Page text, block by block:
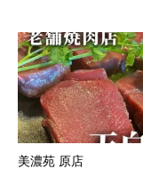
美濃苑 原店